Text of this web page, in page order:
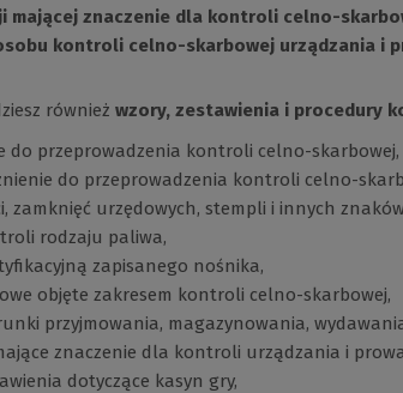
mającej znaczenie dla kontroli celno-
kontroli celno-skarbowej urządzania i
również wzory, zestawienia i procedury
do przeprowadzenia kontroli celno-skarbowej,
do przeprowadzenia kontroli celno-
zamknięć urzędowych, stempli i innych
rodzaju paliwa,
zapisanego nośnika,
objęte zakresem kontroli celno-skarbowej,
przyjmowania, magazynowania,
znaczenie dla kontroli urządzania i
dotyczące kasyn gry,